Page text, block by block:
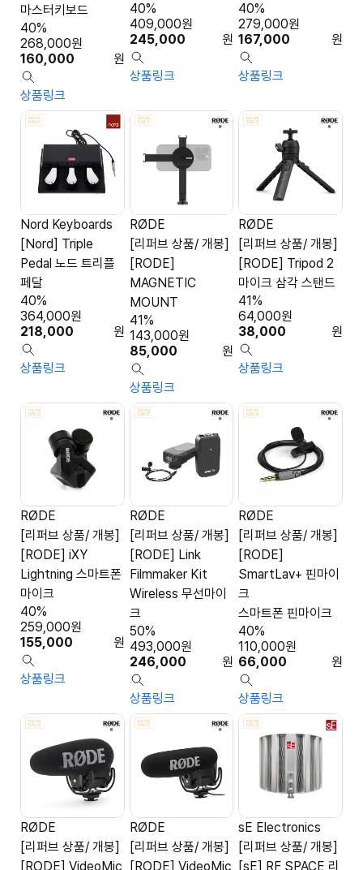
마스터키보드
160,000 원
268,000원
40%
상품링크
245,000 원
409,000원
40%
상품링크
167,000 원
279,000원
40%
상품링크
Nord Keyboards
[Nord] Triple
Pedal 노드 트리플
페달
218,000 원
364,000원
40%
상품링크
RØDE
[리퍼브 상품/ 개봉]
[RODE]
MAGNETIC
MOUNT
85,000 원
143,000원
41%
상품링크
RØDE
[리퍼브 상품/ 개봉]
[RODE] Tripod 2
마이크 삼각 스탠드
38,000 원
64,000원
41%
상품링크
RØDE
[리퍼브 상품/ 개봉]
[RODE] iXY
Lightning 스마트폰
마이크
155,000 원
259,000원
40%
상품링크
RØDE
[리퍼브 상품/ 개봉]
[RODE] Link
Filmmaker Kit
Wireless 무선마이
크
246,000 원
493,000원
50%
상품링크
RØDE
[리퍼브 상품/ 개봉]
[RODE]
SmartLav+ 핀마이
크
스마트폰 핀마이크
66,000 원
110,000원
40%
상품링크
RØDE
[리퍼브 상품/ 개봉]
[RODE] VideoMic
RØDE
[리퍼브 상품/ 개봉]
[RODE] VideoMic
sE Electronics
[리퍼브 상품/ 개봉]
[sE] RF SPACE 리